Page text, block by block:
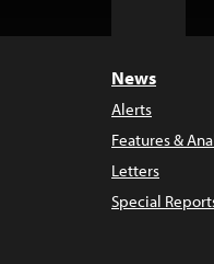
News
Alerts
Features &
Letters
Special